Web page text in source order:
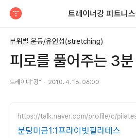
트레이너강 피트니
부위별 운동/유연성(stretching)
피로를 풀어주는 3
트레이너"강" 2010. 4. 16. 06:00
https://talk.naver.com/profile/c/
분당미금1:1프라이빗필라테스